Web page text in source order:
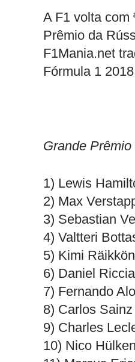
A F1 volta com
Prêmio da
F1Mania.net
Fórmula 1
Grande
1) Lewis
2) Max
3) Sebastian
4) Valtteri
5) Kimi
6) Daniel
7) Fernando
8) Carlos
9) Charles
10) Nico